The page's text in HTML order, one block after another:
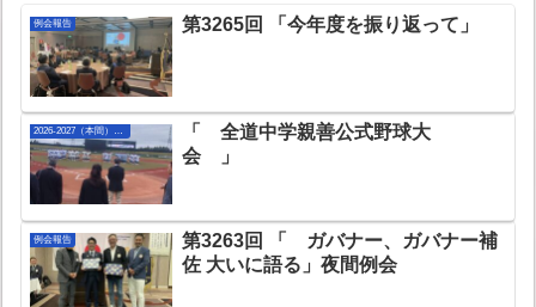
例会報告 第3265回 「今年度を振り返って」
2026-2027（本間）年度
「 全道中学親善公式野球大
会 」
例会報告
第3263回 「 ガバナー、ガバナー補
佐 大いに語る」夜間例会